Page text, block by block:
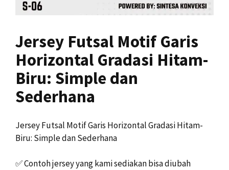
Jersey Futsal Motif Garis
Horizontal Gradasi Hitam-
Biru: Simple dan
Sederhana
Jersey Futsal Motif Garis Horizontal Gradasi Hitam-
Biru: Simple dan Sederhana
✅Contoh jersey yang kami sediakan bisa diubah